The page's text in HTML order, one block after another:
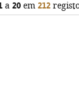
a 20 em 212